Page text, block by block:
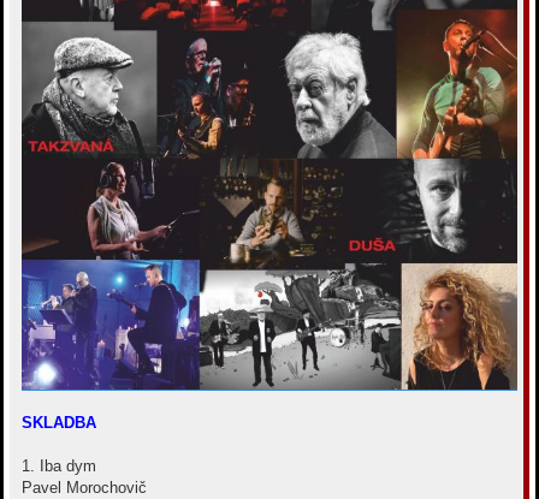
SKLADBA
1. Iba dym
Pavel Morochovič